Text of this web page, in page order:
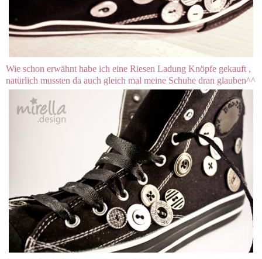
Wie schon erwähnt habe ich eine Riesen Ladung Knöpfe gekauft ,
natürlich mussten da auch gleich mal meine Schuhe dran glauben^^